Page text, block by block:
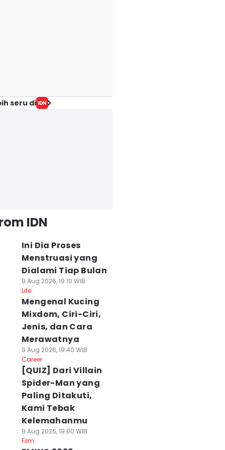
seru di
IDN
Ini Dia Proses
Menstruasi yang
Dialami Tiap Bulan
9 Aug 2026, 19:10 WIB
Life
Mengenal Kucing
Mixdom, Ciri-Ciri,
Jenis, dan Cara
Merawatnya
9 Aug 2026, 19:40 WIB
Career
[QUIZ] Dari Villain
Spider-Man yang
Paling Ditakuti,
Kami Tebak
Kelemahanmu
9 Aug 2026, 19:00 WIB
Film